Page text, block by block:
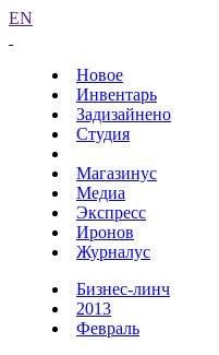
EN
Новое
Инвентарь
Задизайнено
Студия
Магазинус
Медиа
Экспресс
Иронов
Журналус
Бизнес-линч
2013
Февраль